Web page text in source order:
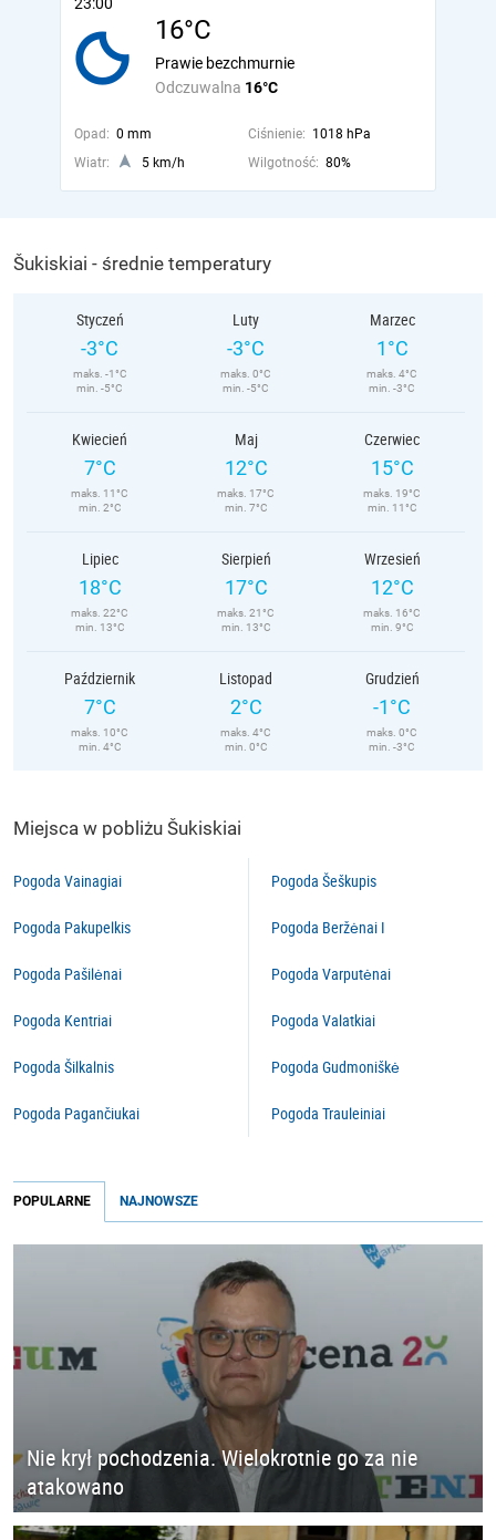
16°C
Odczuwalna 16°C
Prawie bezchmurnie
Opad: 0 mm Ciśnienie: 1018 hPa
Wiatr:
5 km/h Wilgotność: 80%
Šukiskiai - średnie temperatury
Styczeń
-3°C
maks. -1°C
min. -5°C
Luty
-3°C
maks. 0°C
min. -5°C
Marzec
1°C
maks. 4°C
min. -3°C
Kwiecień
7°C
maks. 11°C
min. 2°C
Maj
12°C
maks. 17°C
min. 7°C
Czerwiec
15°C
maks. 19°C
min. 11°C
Lipiec
18°C
maks. 22°C
min. 13°C
Sierpień
17°C
maks. 21°C
min. 13°C
Wrzesień
12°C
maks. 16°C
min. 9°C
Październik
7°C
maks. 10°C
min. 4°C
Listopad
2°C
maks. 4°C
min. 0°C
Grudzień
-1°C
maks. 0°C
min. -3°C
Miejsca w pobliżu Šukiskiai
Pogoda Vainagiai
Pogoda Pakupelkis
Pogoda Pašilėnai
Pogoda Kentriai
Pogoda Šilkalnis
Pogoda Pagančiukai
Pogoda Šeškupis
Pogoda Beržėnai I
Pogoda Varputėnai
Pogoda Valatkiai
Pogoda Gudmoniškė
Pogoda Trauleiniai
POPULARNE NAJNOWSZE
Nie krył pochodzenia. Wielokrotnie go za nie
atakowano